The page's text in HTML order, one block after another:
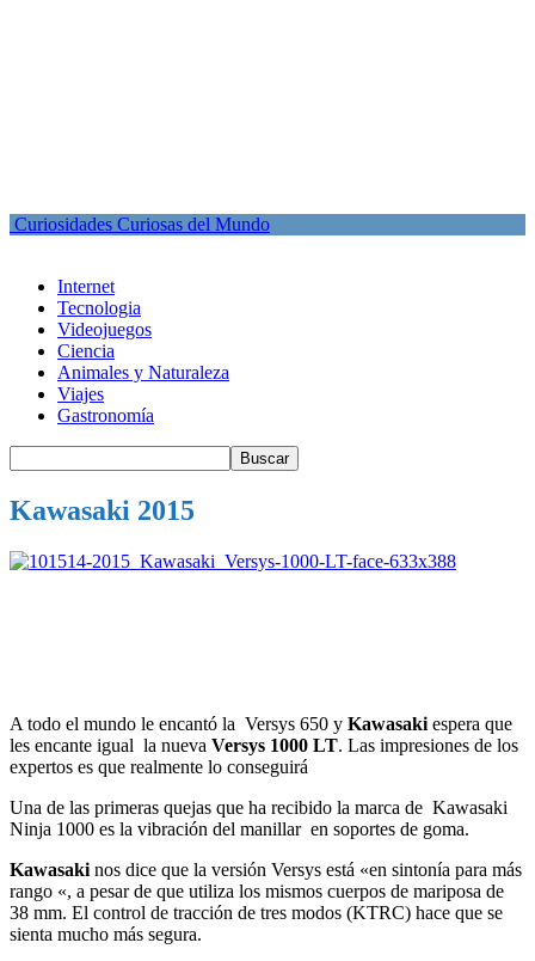
Curiosidades Curiosas del Mundo
Internet
Tecnologia
Videojuegos
Ciencia
Animales y Naturaleza
Viajes
Gastronomía
Kawasaki 2015
A todo el mundo le encantó la Versys 650 y Kawasaki espera que
les encante igual la nueva Versys 1000 LT. Las impresiones de los
expertos es que realmente lo conseguirá
Una de las primeras quejas que ha recibido la marca de Kawasaki
Ninja 1000 es la vibración del manillar en soportes de goma.
Kawasaki nos dice que la versión Versys está «en sintonía para más
rango «, a pesar de que utiliza los mismos cuerpos de mariposa de
38 mm. El control de tracción de tres modos (KTRC) hace que se
sienta mucho más segura.